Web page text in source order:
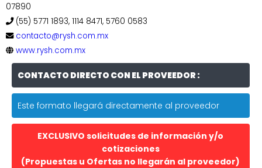
07890
(55) 5771 1893, 1114 8471, 5760 0583
contacto@rysh.com.mx
www.rysh.com.mx
CONTACTO DIRECTO CON EL PROVEEDOR :
Este formato llegará directamente al proveedor
EXCLUSIVO solicitudes de información y/o
cotizaciones
(Propuestas u Ofertas no llegarán al proveedor)